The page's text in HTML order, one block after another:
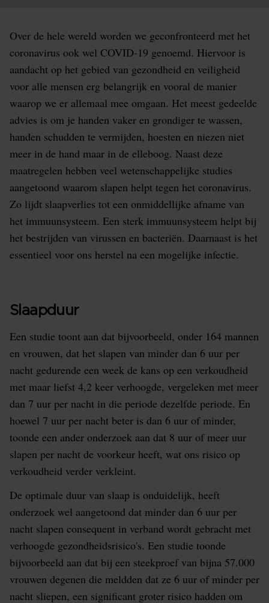
Over de hele wereld worden we geconfronteerd met het
coronavirus ook wel COVID-19 genoemd. Hiervoor is
aandacht op het gebied van gezondheid en veiligheid
voor alle mensen erg belangrijk en vooral de manier
waarop we er allemaal mee omgaan. Het meest gedeelde
advies is om je handen vaker en grondiger te wassen,
handen schudden te vermijden, hoesten en niezen niet
meer in de hand maar in de elleboog. Naast deze
maatregelen hebben veel wetenschappelijke studies
aangetoond waarom slapen helpt tegen het coronavirus.
Zo lijdt slaapverlies tot een onmiddellijke afname van
het immuunsysteem. Een sterk immuunsysteem helpt bij
het bestrijden van virussen en bacteriën. Daarnaast is het
essentieel voor ons herstel na een mogelijke infectie.
Slaapduur
Een studie toont aan dat bijvoorbeeld, onder 164 mannen
en vrouwen, dat het slapen van minder dan 6 uur per
nacht gedurende een week de kans op een verkoudheid
met maar liefst 4,2 keer verhoogde, vergeleken met meer
dan 7 uur per nacht in die periode dezelfde periode. En
hoewel 7 uur per nacht beter is dan 6 uur of minder,
toonde een ander onderzoek aan dat 8 uur of meer uur
slapen per nacht de voorkeur heeft, wat ons risico op
verkoudheid verder verkleint.
De optimale duur van slaap is onduidelijk, heeft
onderzoek wel aangetoond dat minder dan 6 uur per
nacht slapen consequent in verband wordt gebracht met
verhoogde gezondheidsrisico's. Een studie toonde
bijvoorbeeld aan dat bij een steekproef van bijna 57.000
vrouwen degenen die meldden dat ze 6 uur of minder per
nacht sliepen, een significant groter risico hadden om